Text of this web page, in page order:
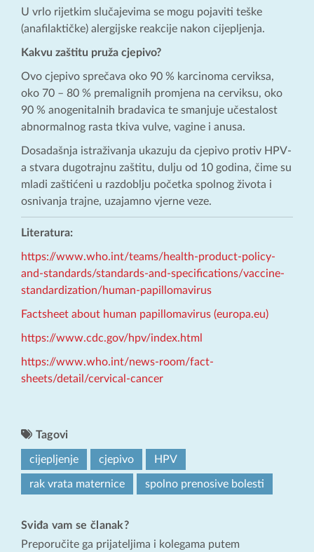
U vrlo rijetkim slučajevima se mogu pojaviti teške
(anafilaktičke) alergijske reakcije nakon cijepljenja.
Kakvu zaštitu pruža cjepivo?
Ovo cjepivo sprečava oko 90 % karcinoma cerviksa,
oko 70 – 80 % premalignih promjena na cerviksu, oko
90 % anogenitalnih bradavica te smanjuje učestalost
abnormalnog rasta tkiva vulve, vagine i anusa.
Dosadašnja istraživanja ukazuju da cjepivo protiv HPV-
a stvara dugotrajnu zaštitu, dulju od 10 godina, čime su
mladi zaštićeni u razdoblju početka spolnog života i
osnivanja trajne, uzajamno vjerne veze.
Literatura:
https://www.who.int/teams/health-product-policy-
and-standards/standards-and-specifications/vaccine-
standardization/human-papillomavirus
Factsheet about human papillomavirus (europa.eu)
https://www.cdc.gov/hpv/index.html
https://www.who.int/news-room/fact-
sheets/detail/cervical-cancer
Tagovi
cijepljenje cjepivo HPV
rak vrata maternice spolno prenosive bolesti
Sviđa vam se članak?
Preporučite ga prijateljima i kolegama putem